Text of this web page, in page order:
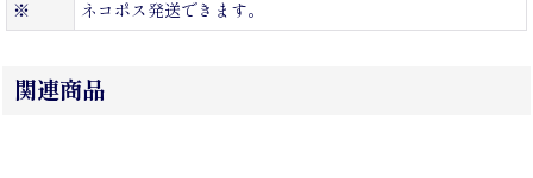
※ ネコポス発送できます。
関連商品